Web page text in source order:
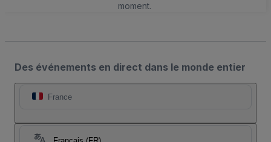
moment.
Des événements en direct dans le monde entier
France